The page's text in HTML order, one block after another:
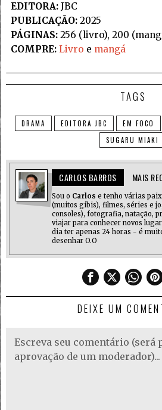
EDITORA:JBC
PUBLICAÇÃO:2025
PÁGINAS:256 (livro), 200
COMPRE: Livro e mangá
TAGS
DRAMA EDITORA JBC EM FOCO
SUGARU MIAKI
CARLOS BARROS MAIS
Sou o Carlos e tenho várias
(muitos gibis), filmes, séries e
consoles), fotografia, natação,
viajar para conhecer novos
dia ter apenas 24 horas - é
desenhar O.O
DEIXE UM